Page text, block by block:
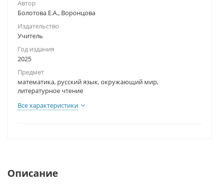
Автор
Болотова Е.А., Воронцова
Издательство
Учитель
Год издания
2025
Предмет
математика, русский язык, окружающий мир,
литературное чтение
Все характеристики
Описание